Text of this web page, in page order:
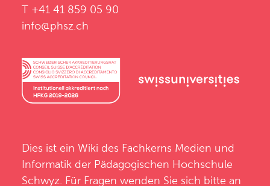
T +41 41 859 05 90
info@phsz.ch
Dies ist ein Wiki des Fachkerns Medien und
Informatik der Pädagogischen Hochschule
Schwyz . Für Fragen wenden Sie sich bitte an